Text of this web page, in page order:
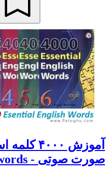
آموزش
صورت صوتی - essential english words